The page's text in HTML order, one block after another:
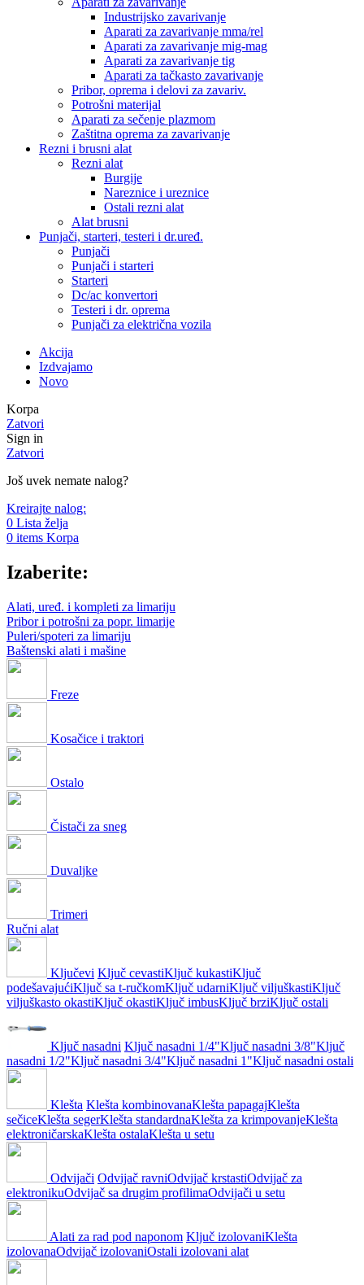
Industrijsko zavarivanje
Aparati za zavarivanje mma/rel
Aparati za zavarivanje mig-mag
Aparati za zavarivanje tig
Aparati za tačkasto zavarivanje
Pribor, oprema i delovi za zavariv.
Potrošni materijal
Aparati za sečenje plazmom
Zaštitna oprema za zavarivanje
Rezni i brusni alat
Rezni alat
Burgije
Nareznice i ureznice
Ostali rezni alat
Alat brusni
Punjači, starteri, testeri i dr.uređ.
Punjači
Punjači i starteri
Starteri
Dc/ac konvertori
Testeri i dr. oprema
Punjači za električna vozila
Akcija
Izdvajamo
Novo
Korpa
Zatvori
Sign in
Zatvori
Još uvek nemate nalog?
Kreirajte nalog:
0 Lista želja
0 items Korpa
Izaberite:
Alati, uređ. i kompleti za limariju
Pribor i potrošni za popr. limarije
Puleri/spoteri za limariju
Baštenski alati i mašine
Freze
Kosačice i traktori
Ostalo
Čistači za sneg
Duvaljke
Trimeri
Ručni alat
Ključevi Ključ cevastiKljuč kukastiKljuč
podešavajućiKljuč sa t-ručkomKljuč udarniKljuč viljuškastiKljuč
viljuškasto okastiKljuč okastiKljuč imbusKljuč brziKljuč ostali
Ključ nasadni Ključ nasadni 1/4"Ključ nasadni 3/8"Ključ
nasadni 1/2"Ključ nasadni 3/4"Ključ nasadni 1"Ključ nasadni ostali
Klešta Klešta kombinovanaKlešta papagajKlešta
sečiceKlešta segerKlešta standardnaKlešta za krimpovanjeKlešta
elektroničarskaKlešta ostalaKlešta u setu
Odvijači Odvijač ravniOdvijač krstastiOdvijač za
elektronikuOdvijač sa drugim profilimaOdvijači u setu
Alati za rad pod naponom Ključ izolovaniKlešta
izolovanaOdvijač izolovaniOstali izolovani alat